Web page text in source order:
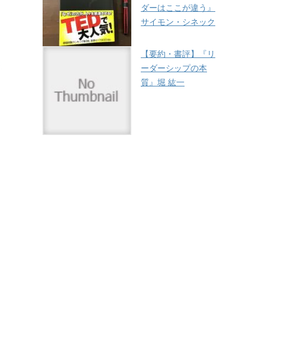
ダーはここが違う』
サイモン・シネック
【要約・書評】『リ
ーダーシップの本
質』堀 紘一